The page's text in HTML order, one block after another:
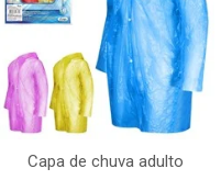
Capa de chuva adulto